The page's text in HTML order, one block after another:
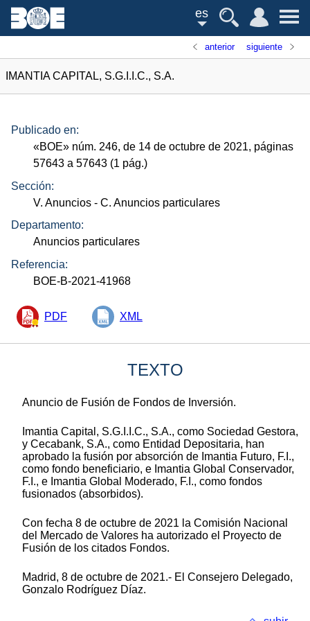
es
anterior siguiente
IMANTIA CAPITAL, S.G.I.I.C., S.A.
Publicado en:
«BOE» núm. 246, de 14 de octubre de 2021, páginas
57643 a 57643 (1 pág.)
Sección:
V. Anuncios - C. Anuncios particulares
Departamento:
Anuncios particulares
Referencia:
BOE-B-2021-41968
PDF XML
TEXTO
Anuncio de Fusión de Fondos de Inversión.
Imantia Capital, S.G.I.I.C., S.A., como Sociedad Gestora,
y Cecabank, S.A., como Entidad Depositaria, han
aprobado la fusión por absorción de Imantia Futuro, F.I.,
como fondo beneficiario, e Imantia Global Conservador,
F.I., e Imantia Global Moderado, F.I., como fondos
fusionados (absorbidos).
Con fecha 8 de octubre de 2021 la Comisión Nacional
del Mercado de Valores ha autorizado el Proyecto de
Fusión de los citados Fondos.
Madrid, 8 de octubre de 2021.- El Consejero Delegado,
Gonzalo Rodríguez Díaz.